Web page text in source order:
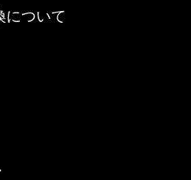
について